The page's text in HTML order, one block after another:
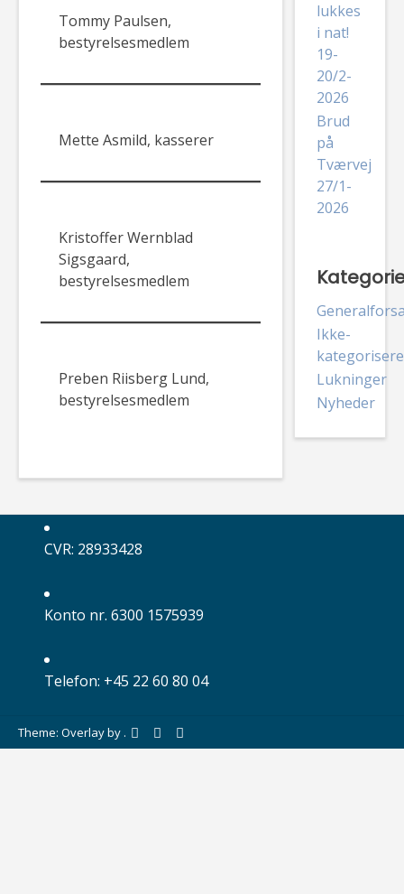
Tommy Paulsen,
bestyrelsesmedlem
Mette Asmild, kasserer
Kristoffer Wernblad
Sigsgaard,
bestyrelsesmedlem
Preben Riisberg Lund,
bestyrelsesmedlem
lukkes
i nat!
19-
20/2-
2026
Brud
på
Tværvej
27/1-
2026
Ikke-
Lukninger
Nyheder
CVR: 28933428
Konto nr. 6300 1575939
Telefon: +45 22 60 80 04
Theme: Overlay by .